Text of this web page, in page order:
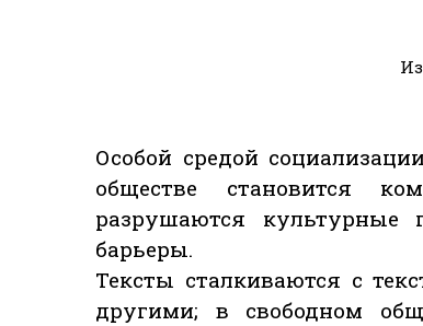
Особой средой
обществе становится
разрушаются
барьеры.
Тексты сталкиваются с
другими; в свободном